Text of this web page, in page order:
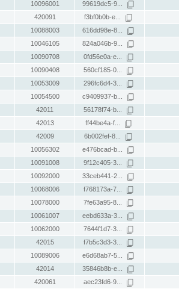
10096001 99619dc5-9...
420091 f3bf0b0b-e...
10088003 616dd98e-8...
10046105 824a046b-9...
10090708 0fd56e0a-e...
10090408 560cf185-0...
10053009 296fc6d4-3...
10054500 c9409937-b...
42011 56178f74-b...
42013 ff44be4a-f...
42009 6b002fef-8...
10056302 e476bcad-b...
10091008 9f12c405-3...
10092000 33ceb441-2...
10068006 f768173a-7...
10078000 7fe63a95-8...
10061007 eebd633a-3...
10062000 7644f1d7-3...
42015 f7b5c3d3-3...
10089006 e6d68ab7-5...
42014 35846b8b-e...
420061 aec23fd6-9...